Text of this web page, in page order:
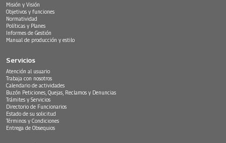
Misión y Visión
Objetivos y funciones
Normatividad
Políticas y Planes
Informes de Gestión
Manual de producción y estilo
Servicios
Atención al usuario
Trabaja con nosotros
Calendario de actividades
Buzón Peticiones, Quejas, Reclamos y Denuncias
Trámites y Servicios
Directorio de Funcionarios
Estado de su solicitud
Términos y Condiciones
Entrega de Obsequios